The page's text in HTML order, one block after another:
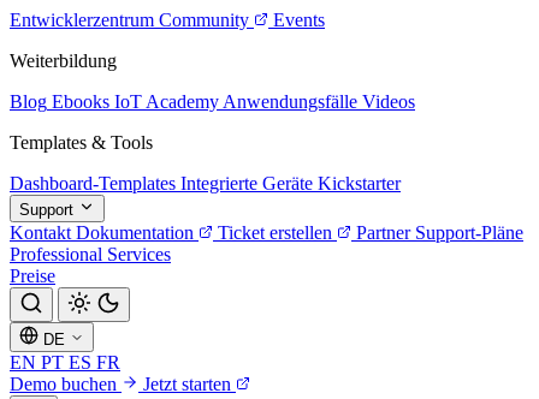
Entwicklerzentrum Community
Events
Weiterbildung
Blog Ebooks IoT Academy Anwendungsfälle Videos
Templates & Tools
Dashboard-Templates Integrierte Geräte Kickstarter
Support
Kontakt Dokumentation Ticket erstellen Partner Support-Pläne
Professional Services
Preise
DE
EN PT ES FR
Demo buchen
Jetzt starten